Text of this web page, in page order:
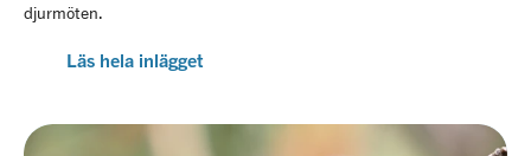
djurmöten.
Läs hela inlägget